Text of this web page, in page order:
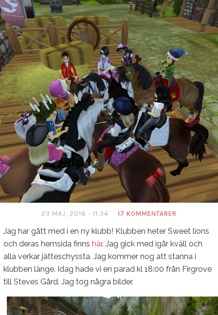
23 MAJ, 2018 - 11:34 17 KOMMENTARER
Jag har gått med i en ny klubb! Klubben heter Sweet lions
och deras hemsida finns här. Jag gick med igår kväll och
alla verkar jätteschyssta. Jag kommer nog att stanna i
klubben länge. Idag hade vi en parad kl 18:00 från Firgrove
till Steves Gård. Jag tog några bilder.